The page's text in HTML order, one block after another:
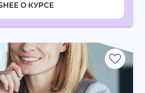
О КУРСЕ